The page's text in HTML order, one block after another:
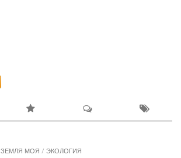
ЗЕМЛЯ МОЯ / ЭКОЛОГИЯ